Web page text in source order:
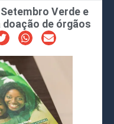
Verde e
de órgãos